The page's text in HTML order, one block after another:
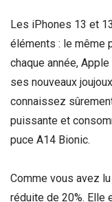
Les iPhones 13 et
éléments : le même
chaque année,
ses nouveaux
connaissez
puissante et
puce A14 Bionic.
Comme vous avez
réduite de 20%. Elle